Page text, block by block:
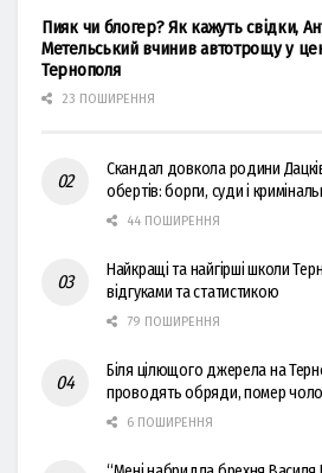
Пияк чи блогер? Як кажуть свідки,
Метельський вчинив автотрощу у
Тернополя
23 ПОШИРЕННЯ
Скандал довкола родини
обертів: борги, суди і
44 ПОШИРЕННЯ
Найкращі та найгірші школи
відгуками та статистикою
79 ПОШИРЕННЯ
Біля цілющого джерела на
проводять обряди, помер
6 ПОШИРЕННЯ